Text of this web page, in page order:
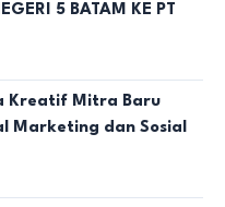
5 BATAM KE PT
Kreatif Mitra Baru
Marketing dan Sosial